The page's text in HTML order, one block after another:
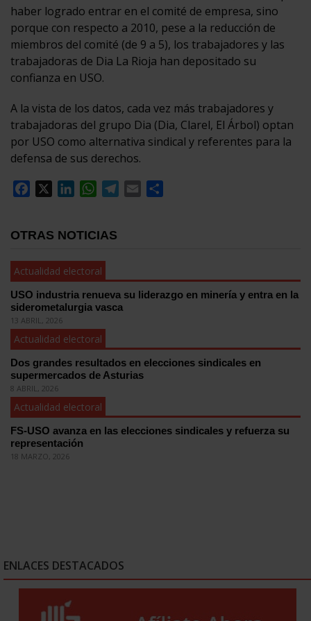
haber logrado entrar en el comité de empresa, sino
porque con respecto a 2010, pese a la reducción de
miembros del comité (de 9 a 5), los trabajadores y las
trabajadoras de Dia La Rioja han depositado su
confianza en USO.
A la vista de los datos, cada vez más trabajadores y
trabajadoras del grupo Dia (Dia, Clarel, El Árbol) optan
por USO como alternativa sindical y referentes para la
defensa de sus derechos.
Facebook
LinkedInWhatsApp
Telegram
Email
OTRAS NOTICIAS
Actualidad electoral
USO industria renueva su liderazgo en minería y entra en la
siderometalurgia vasca
13 ABRIL, 2026
Actualidad electoral
Dos grandes resultados en elecciones sindicales en
supermercados de Asturias
8 ABRIL, 2026
Actualidad electoral
FS-USO avanza en las elecciones sindicales y refuerza su
representación
18 MARZO, 2026
ENLACES DESTACADOS